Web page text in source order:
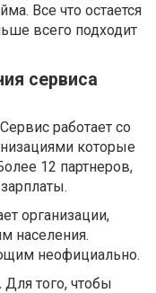
Все что остается
всего подходит
сервиса
Сервис работает со
которые
12 партнеров,
организации,
населения.
неофициально.
Для того, чтобы